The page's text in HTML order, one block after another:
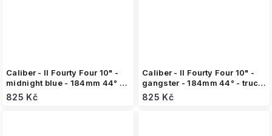
Caliber - II Fourty Four 10" -
midnight blue - 184mm 44° -
truck (1ks)
825 Kč
Caliber - II Fourty Four 10" -
gangster - 184mm 44° - truck
(1ks)
825 Kč